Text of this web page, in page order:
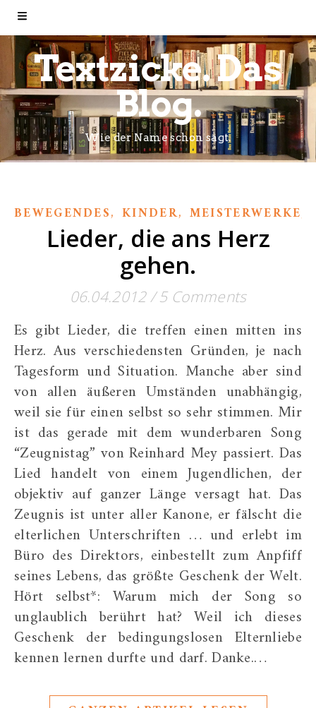
Textzicke. Das
Blog.
Wie der Name schon sagt.
BEWEGENDES, KINDER, MEISTERWERKE,
Lieder, die ans Herz
gehen.
06.04.2012/ 5 Comments
Es gibt Lieder, die treffen einen mitten ins
Herz. Aus verschiedensten Gründen, je nach
Tagesform und Situation. Manche aber sind
von allen äußeren Umständen unabhängig,
weil sie für einen selbst so sehr stimmen. Mir
ist das gerade mit dem wunderbaren Song
“Zeugnistag” von Reinhard Mey passiert. Das
Lied handelt von einem Jugendlichen, der
objektiv auf ganzer Länge versagt hat. Das
Zeugnis ist unter aller Kanone, er fälscht die
elterlichen Unterschriften … und erlebt im
Büro des Direktors, einbestellt zum Anpfiff
seines Lebens, das größte Geschenk der Welt.
Hört selbst*: Warum mich der Song so
unglaublich berührt hat? Weil ich dieses
Geschenk der bedingungslosen Elternliebe
kennen lernen durfte und darf. Danke.…